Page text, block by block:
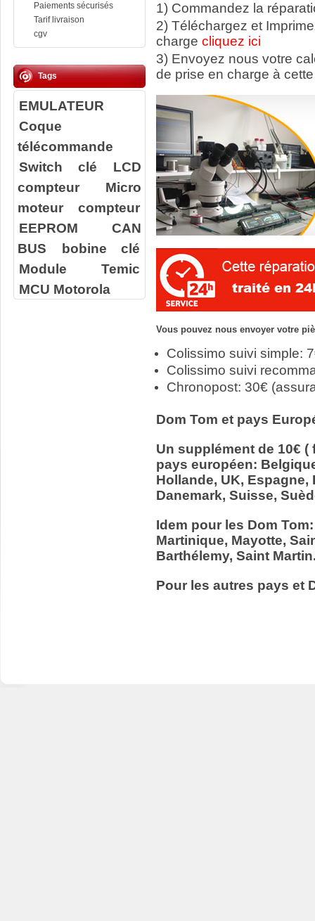
Paiements sécurisés
Tarif livraison
cgv
Tags
EMULATEUR
Coque
télécommande
Switch clé
LCD
compteur
Micro
moteur compteur
EEPROM
CAN
BUS
bobine clé
Module Temic
MCU Motorola
1) Commandez la
2) Téléchargez et
charge cliquez ici
3) Envoyez nous votre
de prise en charge à
Vous pouvez nous envoyer votre
Colissimo suivi simple:
Colissimo suivi
Chronopost: 30€
Dom Tom et pays
Un supplément de 10€
pays européen:
Hollande, UK,
Danemark, Suisse,
Idem pour les Dom
Martinique, Mayotte,
Barthélemy, Saint
Pour les autres pays et